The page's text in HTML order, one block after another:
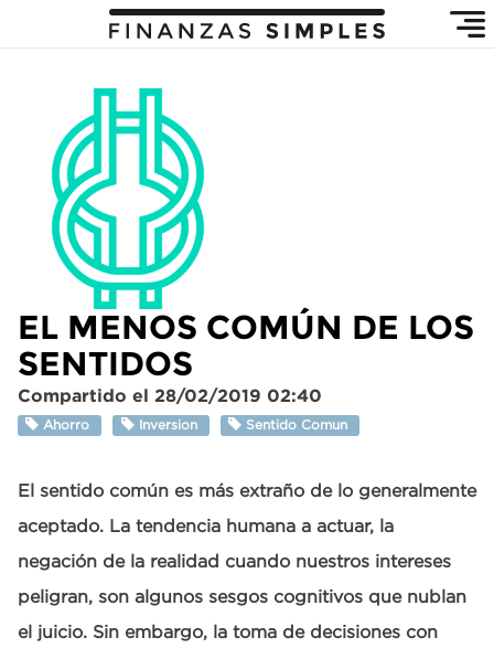
EL MENOS COMÚN DE LOS
SENTIDOS
Compartido el 28/02/2019 02:40
Ahorro Inversion Sentido Comun
El sentido común es más extraño de lo generalmente
aceptado. La tendencia humana a actuar, la
negación de la realidad cuando nuestros intereses
peligran, son algunos sesgos cognitivos que nublan
el juicio. Sin embargo, la toma de decisiones con